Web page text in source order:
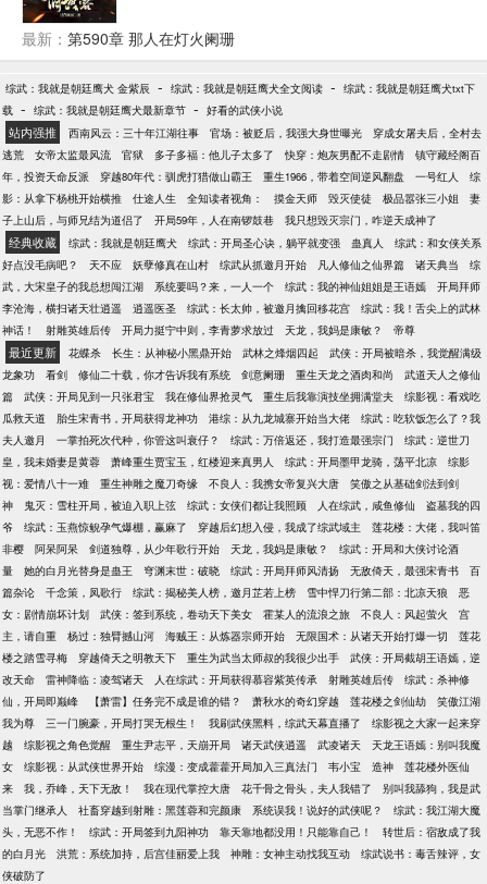
有北方的蛮族虎视眈眈，西域的魔教跃跃欲试，东方
的夷族鬼畜横行，更有南方的蛊族神秘莫测。在这个
最新： 第590章 那人在灯火阑珊
综武：我就是朝廷鹰犬 金紫辰 - 综武：我就是朝廷鹰犬全文阅读 - 综武：我就是朝廷鹰犬txt下
载 - 综武：我就是朝廷鹰犬最新章节 - 好看的武侠小说
站内强推 西南风云：三十年江湖往事 官场：被贬后，我强大身世曝光
穿成女屠夫后，全村去
逃荒
女帝太监最风流 官狱 多子多福：他儿子太多了 快穿：炮灰男配不走剧情
镇守藏经阁百
年，投资天命反派
穿越80年代：驯虎打猎做山霸王 重生1966，带着空间逆风翻盘 一号红人
综
影：从拿下杨桃开始横推
仕途人生 全知读者视角： 摸金天师 毁灭使徒 极品嚣张三小姐
妻
子上山后，与师兄结为道侣了
开局59年，人在南锣鼓巷 我只想毁灭宗门，咋逆天成神了
经典收藏 综武：我就是朝廷鹰犬 综武：开局圣心诀，躺平就变强 蛊真人
综武：和女侠关系
好点没毛病吧？
天不应 妖孽修真在山村 综武从抓邀月开始 凡人修仙之仙界篇 诸天典当
综
武，大宋皇子的我总想闯江湖
系统要吗？来，一人一个 综武：我的神仙姐姐是王语嫣
开局拜师
李沧海，横扫诸天壮逍遥
逍遥医圣 综武：长太帅，被邀月擒回移花宫
综武：我！舌尖上的武林
神话！
射雕英雄后传 开局力挺宁中则，李青萝求放过 天龙，我妈是康敏？ 帝尊
最近更新 花蝶杀 长生：从神秘小黑鼎开始 武林之烽烟四起
武侠：开局被暗杀，我觉醒满级
龙象功
看剑 修仙二十载，你才告诉我有系统 剑意阑珊 重生天龙之酒肉和尚
武道天人之修仙
篇
武侠：开局见到一只张君宝 我在修仙界抢灵气 重生后我靠演技坐拥满堂夫
综影视：看戏吃
瓜救天道
胎生宋青书，开局获得龙神功 港综：从九龙城寨开始当大佬
综武：吃软饭怎么了？我
夫人邀月
一掌拍死次代种，你管这叫衰仔？ 综武：万倍返还，我打造最强宗门
综武：逆世刀
皇，我未婚妻是黄蓉
萧峰重生贾宝玉，红楼迎来真男人 综武：开局墨甲龙骑，荡平北凉
综影
视：爱情八十一难
重生神雕之魔刀奇缘 不良人：我携女帝复兴大唐
笑傲之从基础剑法到剑
神
鬼灭：雪柱开局，被迫入职上弦 综武：女侠们都让我照顾 人在综武，咸鱼修仙
盗墓我的四
爷
综武：玉燕惊鲵孕气爆棚，赢麻了 穿越后幻想入侵，我成了综武域主
莲花楼：大佬，我叫笛
非樱
阿呆阿呆 剑道独尊，从少年歌行开始 天龙，我妈是康敏？
综武：开局和大侠讨论酒
量
她的白月光替身是蛊王 穹渊末世：破晓 综武：开局拜师风清扬 无敌倚天，最强宋青书
百
篇杂论
千念策，凤歌行 综武：揭秘美人榜，邀月芷若上榜 雪中悍刀行第二部：北凉天狼
恶
女：剧情崩坏计划
武侠：签到系统，卷动天下美女 霍某人的流浪之旅 不良人：风起萤火
宫
主，请自重
杨过：独臂撼山河 海贼王：从炼器宗师开始 无限国术：从诸天开始打爆一切
莲花
楼之踏雪寻梅
穿越倚天之明教天下 重生为武当太师叔的我很少出手
武侠：开局截胡王语嫣，逆
改天命
雷神降临：凌驾诸天 人在综武：开局获得慕容紫英传承 射雕英雄后传
综武：杀神修
仙，开局即巅峰
【萧雷】任务完不成是谁的错？ 萧秋水的奇幻穿越 莲花楼之剑仙劫
笑傲江湖
我为尊
三一门腕豪，开局打哭无根生！ 我刷武侠黑料，综武天幕直播了
综影视之大家一起来穿
越
综影视之角色觉醒 重生尹志平，天崩开局 诸天武侠逍遥 武凌诸天
天龙王语嫣：别叫我魔
女
综影视：从武侠世界开始 综漫：变成藿藿开局加入三真法门 韦小宝 造神
莲花楼外医仙
来
我，乔峰，天下无敌！ 我在现代掌控大唐 花千骨之骨头，夫人我错了
别叫我舔狗，我是武
当掌门继承人
社畜穿越到射雕：黑莲蓉和完颜康 系统误我！说好的武侠呢？
综武：我江湖大魔
头，无恶不作！
综武：开局签到九阳神功 靠天靠地都没用！只能靠自己！
转世后：宿敌成了我
的白月光
洪荒：系统加持，后宫佳丽爱上我 神雕：女神主动找我互动
综武说书：毒舌辣评，女
侠破防了